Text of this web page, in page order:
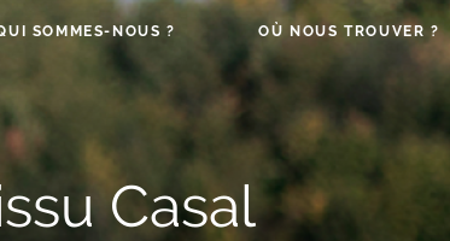
SOMMES-NOUS ? OÙ NOUS TROUVER ?
Casal